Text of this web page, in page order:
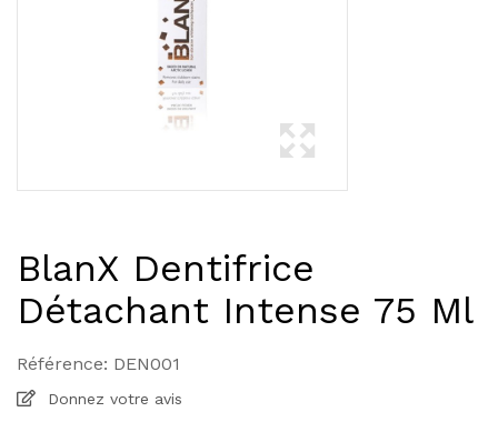
BlanX Dentifrice
Détachant Intense 75 Ml
Référence: DEN001
Donnez votre avis